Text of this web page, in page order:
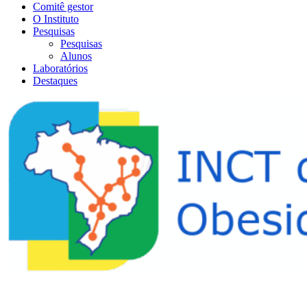
Comitê gestor
O Instituto
Pesquisas
Pesquisas
Alunos
Laboratórios
Destaques